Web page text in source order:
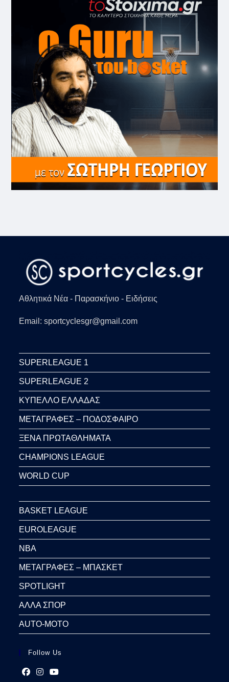
Αθλητικά Νέα - Παρασκήνιο - Ειδήσεις
Email: sportcyclesgr@gmail.com
SUPERLEAGUE 1
SUPERLEAGUE 2
ΚΥΠΕΛΛΟ ΕΛΛΑΔΑΣ
ΜΕΤΑΓΡΑΦΕΣ – ΠΟΔΟΣΦΑΙΡΟ
ΞΕΝΑ ΠΡΩΤΑΘΛΗΜΑΤΑ
CHAMPIONS LEAGUE
WORLD CUP
BASKET LEAGUE
EUROLEAGUE
NBA
ΜΕΤΑΓΡΑΦΕΣ – ΜΠΑΣΚΕΤ
SPOTLIGHT
ΑΛΛΑ ΣΠΟΡ
AUTO-MOTO
Follow Us